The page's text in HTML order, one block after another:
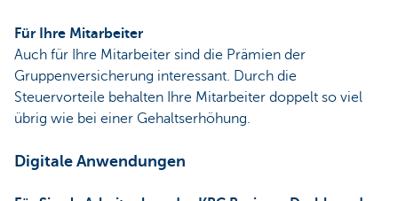
Für Ihre Mitarbeiter
Auch für Ihre Mitarbeiter sind die Prämien der
Gruppenversicherung interessant. Durch die
Steuervorteile behalten Ihre Mitarbeiter doppelt so viel
übrig wie bei einer Gehaltserhöhung.
Digitale Anwendungen